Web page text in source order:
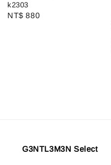
k2303
Regular
NT$ 880
G3NTL3M3N Select